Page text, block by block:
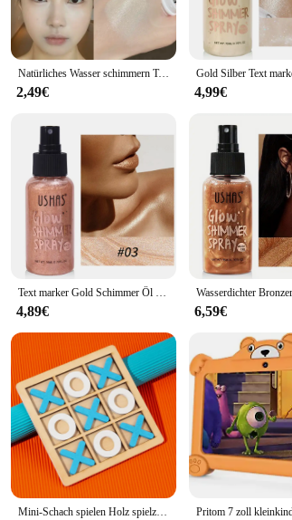
Bronzers u. Leuchtmarker are versatile enough to
on your performance without any hindrance. The
sport. The sets are designed to provide a
Natürliches Wasser schimmern Text marker Stick Licht klar fein glänzende Perle Kontur Schattierung aufhellen Gesicht Illuminator Dupes Make-up
2,49€ 4,99€
Text marker Gold Schimmer Öl wasserdicht glatt schimmern Gesicht Körper Glühen Illuminator nicht klebrige flüssige Körper Highlight Illuminator
4,89€ 6,59€
Mini-Schach spielen Holz spielzeug Interaktion Puzzle Training Gehirn lernen frühen Lernspiel zeug für Kinder Kinder Montessori-Spiel